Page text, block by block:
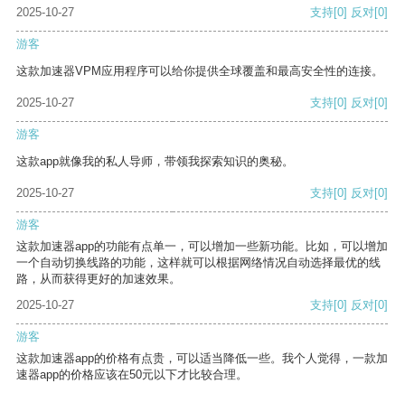
2025-10-27
支持[0] 反对[0]
游客
这款加速器VPM应用程序可以给你提供全球覆盖和最高安全性的连接。
2025-10-27 支持[0] 反对[0]
游客
这款app就像我的私人导师，带领我探索知识的奥秘。
2025-10-27 支持[0] 反对[0]
游客
这款加速器app的功能有点单一，可以增加一些新功能。比如，可以增加
一个自动切换线路的功能，这样就可以根据网络情况自动选择最优的线
路，从而获得更好的加速效果。
2025-10-27
支持[0] 反对[0]
游客
这款加速器app的价格有点贵，可以适当降低一些。我个人觉得，一款加
速器app的价格应该在50元以下才比较合理。